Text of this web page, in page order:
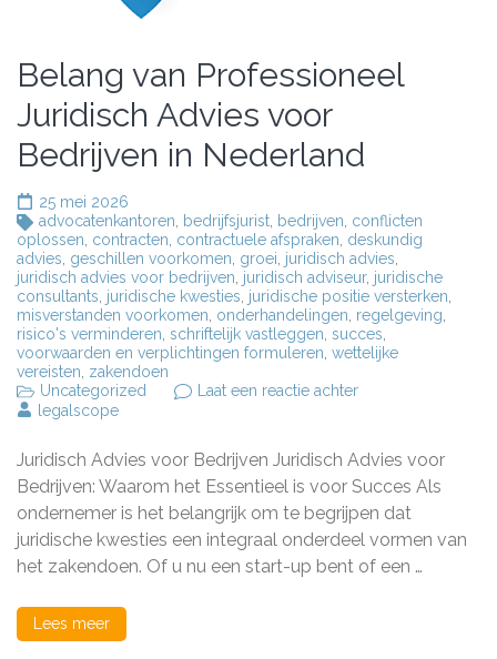
Belang van Professioneel
Juridisch Advies voor
Bedrijven in Nederland
25 mei 2026
advocatenkantoren, bedrijfsjurist, bedrijven, conflicten
oplossen, contracten, contractuele afspraken, deskundig
advies, geschillen voorkomen, groei, juridisch advies,
juridisch advies voor bedrijven, juridisch adviseur, juridische
consultants, juridische kwesties, juridische positie versterken,
misverstanden voorkomen, onderhandelingen, regelgeving,
risico's verminderen, schriftelijk vastleggen, succes,
voorwaarden en verplichtingen formuleren, wettelijke
vereisten, zakendoen
Uncategorized
Laat een reactie achterop
Juridisch
Advies
Bedrijven
in
Nederland
legalscope
Juridisch Advies voor Bedrijven Juridisch Advies voor
Bedrijven: Waarom het Essentieel is voor Succes Als
ondernemer is het belangrijk om te begrijpen dat
juridische kwesties een integraal onderdeel vormen van
het zakendoen. Of u nu een start-up bent of een …
Lees meer